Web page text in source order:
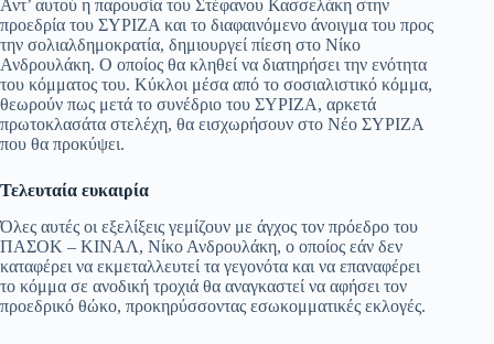
Αντ’ αυτού η παρουσία του Στέφανου Κασσελάκη στην
προεδρία του ΣΥΡΙΖΑ και το διαφαινόμενο άνοιγμα του προς
την σολιαλδημοκρατία, δημιουργεί πίεση στο Νίκο
Ανδρουλάκη. Ο οποίος θα κληθεί να διατηρήσει την ενότητα
του κόμματος του. Κύκλοι μέσα από το σοσιαλιστικό κόμμα,
θεωρούν πως μετά το συνέδριο του ΣΥΡΙΖΑ, αρκετά
πρωτοκλασάτα στελέχη, θα εισχωρήσουν στο Νέο ΣΥΡΙΖΑ
που θα προκύψει.
Τελευταία ευκαιρία
Όλες αυτές οι εξελίξεις γεμίζουν με άγχος τον πρόεδρο του
ΠΑΣΟΚ – ΚΙΝΑΛ, Νίκο Ανδρουλάκη, ο οποίος εάν δεν
καταφέρει να εκμεταλλευτεί τα γεγονότα και να επαναφέρει
το κόμμα σε ανοδική τροχιά θα αναγκαστεί να αφήσει τον
προεδρικό θώκο, προκηρύσσοντας εσωκομματικές εκλογές.